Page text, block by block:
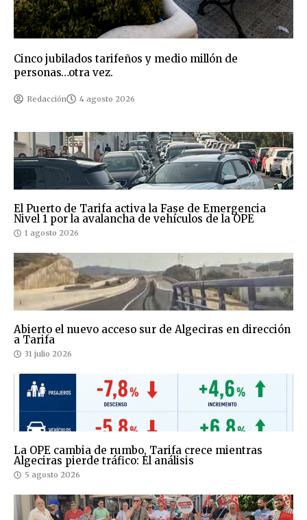
Cinco jubilados tarifeños y medio millón de
personas…otra vez.
Redacción 4 agosto 2026
El Puerto de Tarifa activa la Fase de Emergencia
Nivel 1 por la avalancha de vehículos de la OPE
1 agosto 2026
Abierto el nuevo acceso sur de Algeciras en dirección
a Tarifa
31 julio 2026
La OPE cambia de rumbo, Tarifa crece mientras
Algeciras pierde tráfico: El análisis
5 agosto 2026